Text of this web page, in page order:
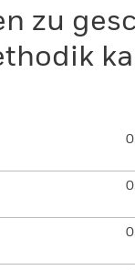
zu